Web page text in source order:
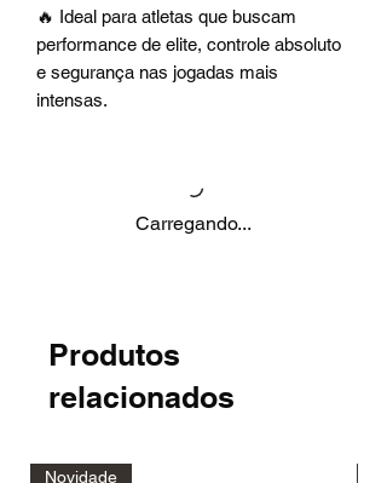
🔥 Ideal para atletas que buscam
performance de elite, controle absoluto
e segurança nas jogadas mais
intensas.
Carregando...
Produtos
relacionados
Novidade